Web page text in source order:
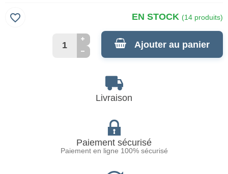
EN STOCK (14 produits)
Ajouter au panier
favorite_border
Livraison
Paiement sécurisé
Paiement en ligne 100% sécurisé